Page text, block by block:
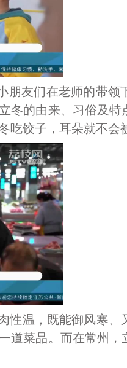
友们在老师的带领
冬的由来、习俗及特
饺子，耳朵就不会
温，既能御风寒、
道菜品。而在常州，